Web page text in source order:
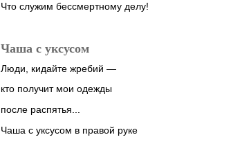
Что служим бессмертному делу!
Чаша с уксусом
Люди, кидайте жребий —
кто получит мои одежды
после распятья...
Чаша с уксусом в правой руке